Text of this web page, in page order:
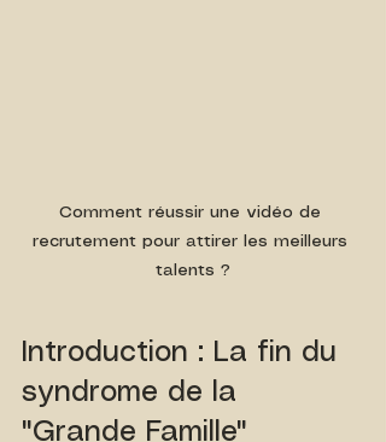
Comment réussir une vidéo de
recrutement pour attirer les meilleurs
talents ?
Introduction : La fin du
syndrome de la
"Grande Famille"